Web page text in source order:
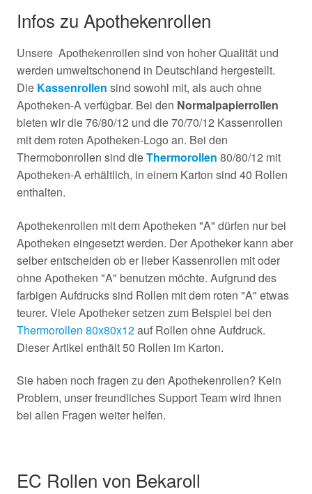
Infos zu Apothekenrollen
Unsere Apothekenrollen sind von hoher Qualität und
werden umweltschonend in Deutschland hergestellt.
Die Kassenrollen sind sowohl mit, als auch ohne
Apotheken-A verfügbar. Bei den Normalpapierrollen
bieten wir die 76/80/12 und die 70/70/12 Kassenrollen
mit dem roten Apotheken-Logo an. Bei den
Thermobonrollen sind dieThermorollen 80/80/12 mit
Apotheken-A erhältlich, in einem Karton sind 40 Rollen
enthalten.
Apothekenrollen mit dem Apotheken "A" dürfen nur bei
Apotheken eingesetzt werden. Der Apotheker kann aber
selber entscheiden ob er lieber Kassenrollen mit oder
ohne Apotheken "A" benutzen möchte. Aufgrund des
farbigen Aufdrucks sind Rollen mit dem roten "A" etwas
teurer. Viele Apotheker setzen zum Beispiel bei den
Thermorollen 80x80x12auf Rollen ohne Aufdruck.
Dieser Artikel enthält 50 Rollen im Karton.
Sie haben noch fragen zu den Apothekenrollen? Kein
Problem, unser freundliches Support Team wird Ihnen
bei allen Fragen weiter helfen.
EC Rollen von Bekaroll